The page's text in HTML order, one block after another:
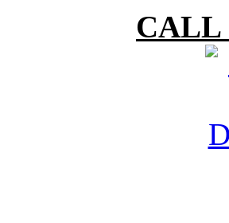
CALL